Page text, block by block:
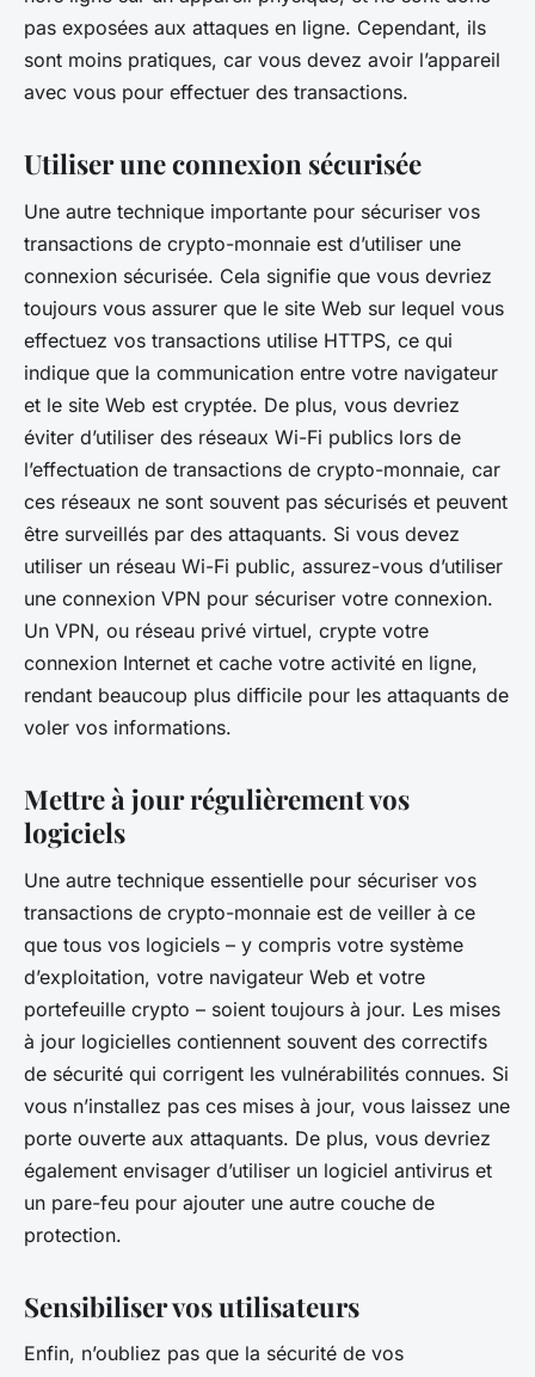
pas exposées aux attaques en ligne. Cependant, ils
sont moins pratiques, car vous devez avoir l’appareil
avec vous pour effectuer des transactions.
Utiliser une connexion sécurisée
Une autre technique importante pour sécuriser vos
transactions de crypto-monnaie est d’utiliser une
connexion sécurisée. Cela signifie que vous devriez
toujours vous assurer que le site Web sur lequel vous
effectuez vos transactions utilise HTTPS, ce qui
indique que la communication entre votre navigateur
et le site Web est cryptée. De plus, vous devriez
éviter d’utiliser des réseaux Wi-Fi publics lors de
l’effectuation de transactions de crypto-monnaie, car
ces réseaux ne sont souvent pas sécurisés et peuvent
être surveillés par des attaquants. Si vous devez
utiliser un réseau Wi-Fi public, assurez-vous d’utiliser
une connexion VPN pour sécuriser votre connexion.
Un VPN, ou réseau privé virtuel, crypte votre
connexion Internet et cache votre activité en ligne,
rendant beaucoup plus difficile pour les attaquants de
voler vos informations.
Mettre à jour régulièrement vos
logiciels
Une autre technique essentielle pour sécuriser vos
transactions de crypto-monnaie est de veiller à ce
que tous vos logiciels – y compris votre système
d’exploitation, votre navigateur Web et votre
portefeuille crypto – soient toujours à jour. Les mises
à jour logicielles contiennent souvent des correctifs
de sécurité qui corrigent les vulnérabilités connues. Si
vous n’installez pas ces mises à jour, vous laissez une
porte ouverte aux attaquants. De plus, vous devriez
également envisager d’utiliser un logiciel antivirus et
un pare-feu pour ajouter une autre couche de
protection.
Sensibiliser vos utilisateurs
Enfin, n’oubliez pas que la sécurité de vos